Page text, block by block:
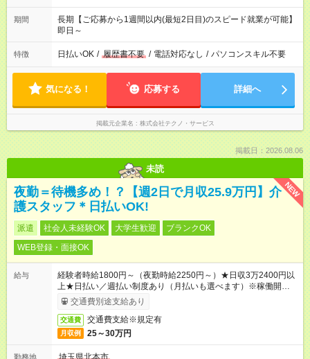
期間
長期【ご応募から1週間以内(最短2日目)のスピード就業が可能】
即日～
特徴 日払いOK / 履歴書不要 / 電話対応なし / パソコンスキル不要
気になる！ 応募する 詳細へ
掲載元企業名 株式会社テクノ・サービス
掲載日：2026.08.06
未読
NEW
夜勤＝待機多め！？【週2日で月収25.9万円】介
護スタッフ＊日払いOK!
派遣 社会人未経験OK 大学生歓迎
ブランクOK
WEB登録・面接OK
給与
経験者時給1800円～（夜勤時給2250円～）★日収3万2400円以
上★日払い／週払い制度あり（月払いも選べます）※稼働開始時
は手続き完了次第のお支払いとなります。
交通費別途支給あり
交通費 交通費支給※規定有
月収例 25～30万円
勤務地 埼玉県北本市